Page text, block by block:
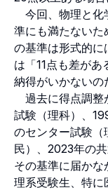
今回、物理と化
準にも満たないた
の基準は形式的に
は「11点も差が
納得がいかないの
過去に得点調整
試験（理科）、
のセンター試験（
民）、2023年の
その基準に届かな
理系受験生、特